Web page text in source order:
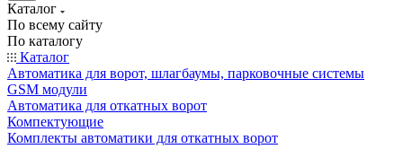
Каталог
По всему сайту
По каталогу
Каталог
Автоматика для ворот, шлагбаумы, парковочные системы
GSM модули
Автоматика для откатных ворот
Компектующие
Комплекты автоматики для откатных ворот